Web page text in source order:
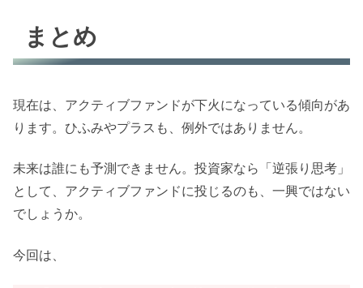
まとめ
現在は、アクティブファンドが下火になっている傾向があ
ります。ひふみやプラスも、例外ではありません。
未来は誰にも予測できません。投資家なら「逆張り思考」
として、アクティブファンドに投じるのも、一興ではない
でしょうか。
今回は、